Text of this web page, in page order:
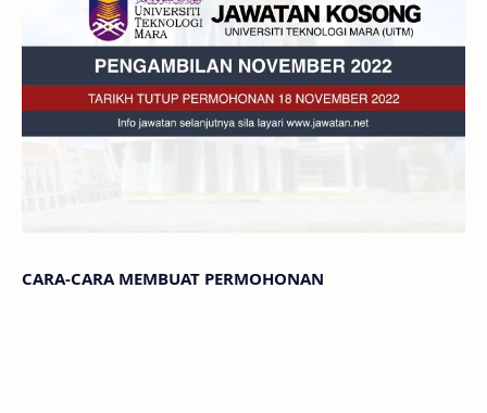
CARA-CARA MEMBUAT PERMOHONAN